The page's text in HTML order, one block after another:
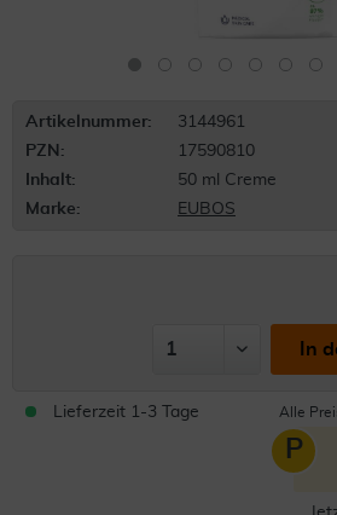
Artikelnummer:
3144961
PZN:
17590810
Inhalt:
50 ml Creme
Marke:
EUBOS
In
Lieferzeit 1-3 Tage Alle
P